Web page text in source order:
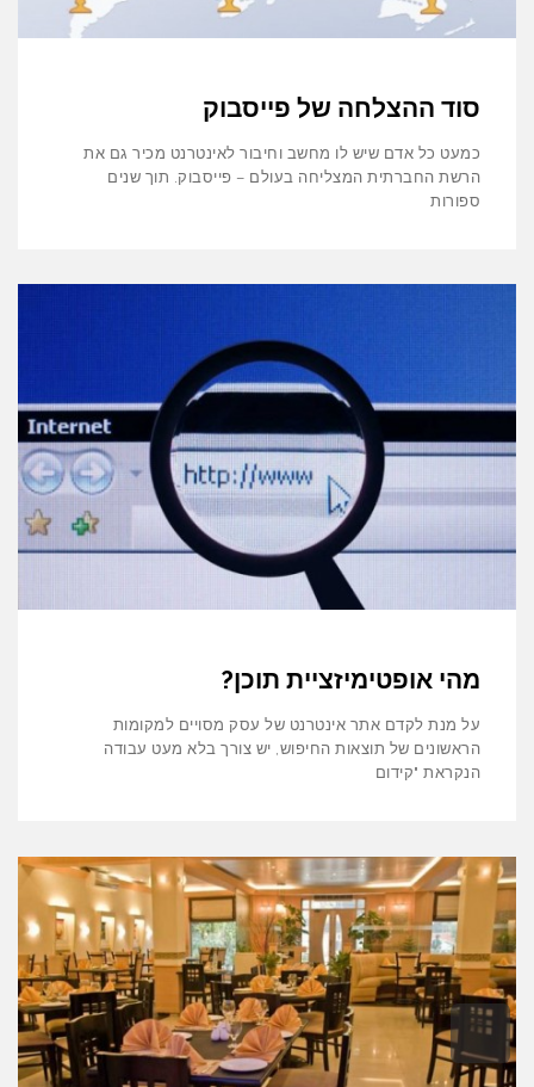
סוד ההצלחה של פייסבוק
כמעט כל אדם שיש לו מחשב וחיבור לאינטרנט מכיר גם את
הרשת החברתית המצליחה בעולם – פייסבוק. תוך שנים
ספורות
מהי אופטימיזציית תוכן?
על מנת לקדם אתר אינטרנט של עסק מסויים למקומות
הראשונים של תוצאות החיפוש, יש צורך בלא מעט עבודה
הנקראת "קידום
גלילה
לראש